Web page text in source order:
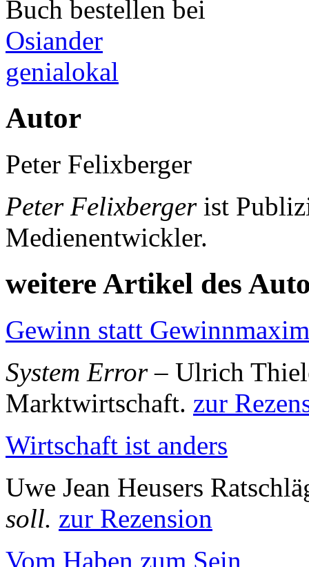
Buch bestellen bei
Osiander
genialokal
Autor
Peter Felixberger
Peter Felixbergerist
Medienentwickler.
weitere Artikel des
Gewinn statt
System Error– Ulrich
Marktwirtschaft. zur
Wirtschaft ist anders
Uwe Jean Heusers
soll. zur Rezension
Vom Haben zum Sein